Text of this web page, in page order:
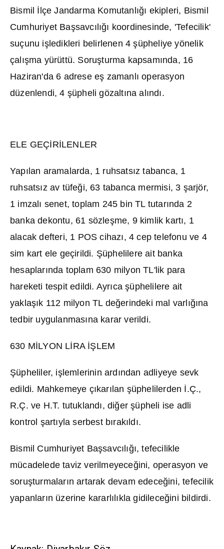
Bismil İ lçe Jandarma Komutanl ığı ekipleri, Bismil
Cumhuriyet Başsavcı ığı koordinesinde, 'Tefecilik'
suçunu işledikleri belirlenen 4şüpheliye yönelik
çal ışma yürüttü. Soruşturma kapsamında, 16
Haziran'da 6 adrese eş zamanl ı operasyon
düzenlendi, 4 şüpheli gözaltına al ındı.
ELE GEÇİRİLENLER
Yapı lan aramalarda, 1 ruhsatsız tabanca, 1
ruhsatsız av tüfeği, 63 tabanca mermisi, 3 şarjör,
1 imzal ı senet, toplam 245 bin TL tutarında 2
banka dekontu, 61 sözleşme, 9 kimlik kartı, 1
alacak defteri, 1 POS cihazı, 4 cep telefonu ve 4
sim kart ele geçirildi. Şüphelilere ait banka
hesaplarında toplam 630 milyon TL'lik para
hareketi tespit edildi. Ayrıcaşüphelilere ait
yaklaşık 112 milyon TL değerindeki mal varl ığına
tedbir uygulanmasına karar verildi.
630 MİLYON LİRA İŞLEM
Şüpheliler, işlemlerinin ard ından adliyeye sevk
edildi. Mahkemeye çıkarı lan şüphelilerden İ.Ç.,
R.Ç. ve H.T. tutuklandı, diğerşüpheli ise adli
kontrol şartıyla serbest bırakı ld ı.
Bismil Cumhuriyet Başsavcı ığı, tefecilikle
mücadelede taviz verilmeyeceğini, operasyon ve
soruşturmaların artarak devam edeceğini, tefecilik
yapanların üzerine kararl ı ı kla gidileceğini bildirdi.